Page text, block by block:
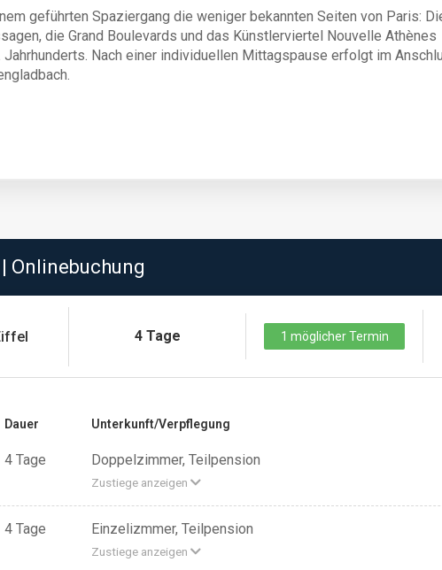
geführten Spaziergang die weniger bekannten Seiten von Paris:
die Grand Boulevards und das Künstlerviertel Nouvelle Athènes
Nach einer individuellen Mittagspause erfolgt im
Onlinebuchung
4 Tage 1 möglicher Termin
Dauer Unterkunft/Verpflegung
4 Tage Doppelzimmer, Teilpension
Zustiege anzeigen
4 Tage Einzelizmmer, Teilpension
Zustiege anzeigen